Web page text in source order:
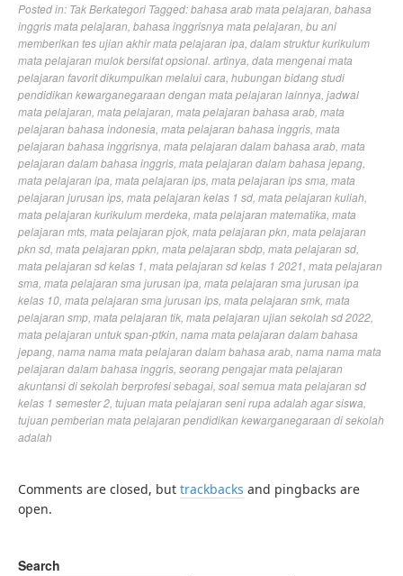
Posted in: Tak Berkategori Tagged:bahasa arab mata pelajaran bahasa
inggris mata pelajaran bahasa inggrisnya mata pelajaran bu ani
memberikan tes ujian akhir mata pelajaran ipa dalam struktur kurikulum
mata pelajaran mulok bersifat opsional. artinya data mengenai mata
pelajaran favorit dikumpulkan melalui cara hubungan bidang studi
pendidikan kewarganegaraan dengan mata pelajaran lainnya jadwal
mata pelajaran mata pelajaran mata pelajaran bahasa arab mata
pelajaran bahasa indonesia mata pelajaran bahasa inggris mata
pelajaran bahasa inggrisnya mata pelajaran dalam bahasa arab mata
pelajaran dalam bahasa inggris mata pelajaran dalam bahasa jepang
mata pelajaran ipa mata pelajaran ips mata pelajaran ips sma mata
pelajaran jurusan ips mata pelajaran kelas 1 sd mata pelajaran kuliah
mata pelajaran kurikulum merdeka mata pelajaran matematika mata
pelajaran mts mata pelajaran pjok mata pelajaran pkn mata pelajaran
pkn sd mata pelajaran ppkn mata pelajaran sbdp mata pelajaran sd
mata pelajaran sd kelas 1 mata pelajaran sd kelas 1 2021 mata pelajaran
sma mata pelajaran sma jurusan ipa mata pelajaran sma jurusan ipa
kelas 10 mata pelajaran sma jurusan ips mata pelajaran smk mata
pelajaran smp mata pelajaran tik mata pelajaran ujian sekolah sd 2022
mata pelajaran untuk span-ptkin nama mata pelajaran dalam bahasa
jepang nama nama mata pelajaran dalam bahasa arab nama nama mata
pelajaran dalam bahasa inggris seorang pengajar mata pelajaran
akuntansi di sekolah berprofesi sebagai soal semua mata pelajaran sd
kelas 1 semester 2 tujuan mata pelajaran seni rupa adalah agar siswa
tujuan pemberian mata pelajaran pendidikan kewarganegaraan di sekolah
adalah
Comments are closed, but trackbacks and pingbacks are
open.
Search